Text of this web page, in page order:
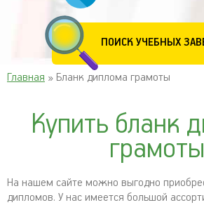
ПОИСК УЧЕБНЫХ
Главная » Бланк диплома грамоты
Купить бланк
грамоты
На нашем сайте можно выгодно
дипломов. У нас имеется большой